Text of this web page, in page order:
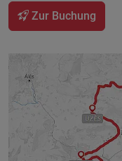
Zur Buchung